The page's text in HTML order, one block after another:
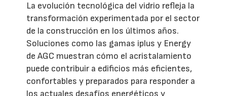
La evolución tecnológica del vidrio refleja la
transformación experimentada por el sector
de la construcción en los últimos años.
Soluciones como las gamas iplus y Energy
de AGC muestran cómo el acristalamiento
puede contribuir a edificios más eficientes,
confortables y preparados para responder a